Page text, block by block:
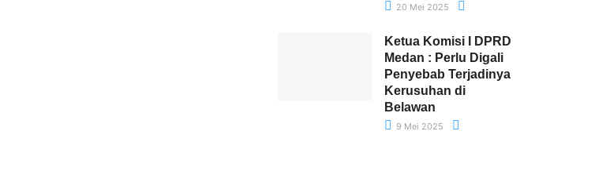
20 Mei 2025
Ketua Komisi I DPRD
Medan : Perlu Digali
Penyebab Terjadinya
Kerusuhan di
Belawan
9 Mei 2025